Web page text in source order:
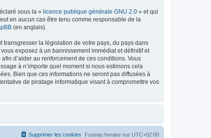
sous la « licence publique générale GNU 2.0 » et qui
en aucun cas être tenu comme responsable de la
(en anglais).
la législation de votre pays, du pays dans
exposez à un bannissement immédiat et définitif et
d’aider au renforcement de ces conditions. Vous
à n’importe quel moment si nous estimons cela
Bien que ces informations ne seront pas diffusées à
de piratage informatique visant à compromettre vos
Fuseau horaire sur UTC+02:00
Supprimer les cookies